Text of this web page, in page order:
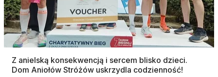
Z anielską konsekwencją i sercem blisko dzieci.
Dom Aniołów Stróżów uskrzydla codzienność!